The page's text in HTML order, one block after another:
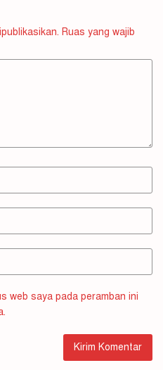
Ruas yang wajib
web saya pada peramban ini